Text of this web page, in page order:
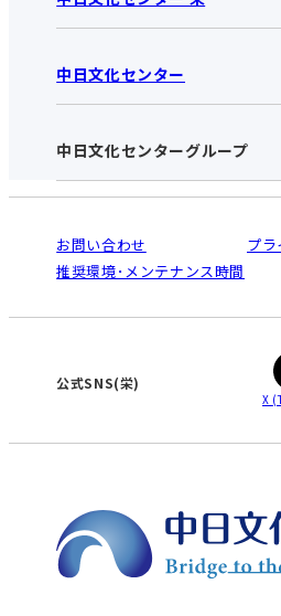
中日文化センター 栄
お知らせ
アクセス･営業時間
お申し込みの流れ
入会と受講のご案内
中日文化センター
中日文化センターHOME
中日文化センターとは
受講規約・会員特典
ご利用ガイド
オンライン講座受講の
WEBサイトのよくある
中日文化センターグループ
南大高
高蔵寺
津
お問い合わせ
プ
推奨環境･メンテナンス時間
公式SNS(栄)
X